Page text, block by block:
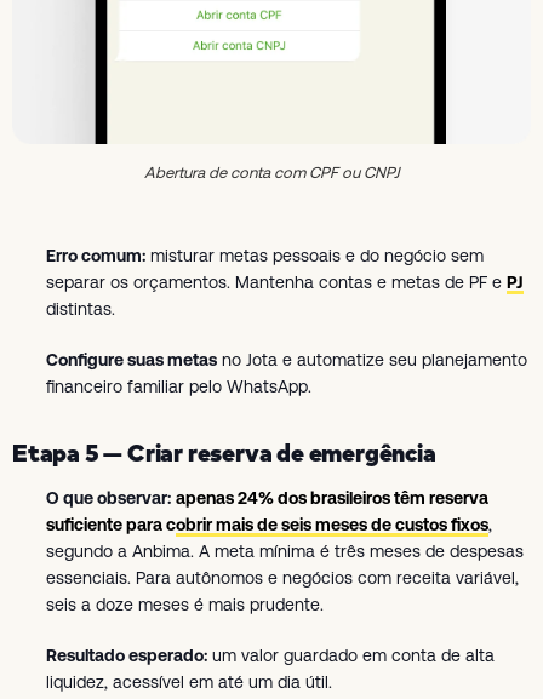
Abertura de conta com CPF ou CNPJ
Erro comum: misturar metas pessoais e do negócio sem
separar os orçamentos. Mantenha contas e metas de PF e PJ
distintas.
Configure suas metas no Jota e automatize seu planejamento
financeiro familiar pelo WhatsApp.
Etapa 5 — Criar reserva de emergência
O que observar: apenas 24% dos brasileiros têm reserva
suficiente para cobrir mais de seis meses de custos fixos,
segundo a Anbima. A meta mínima é três meses de despesas
essenciais. Para autônomos e negócios com receita variável,
seis a doze meses é mais prudente.
Resultado esperado: um valor guardado em conta de alta
liquidez, acessível em até um dia útil.